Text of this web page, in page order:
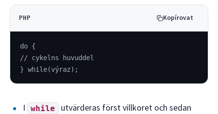
PHP Kopírovat
do {
// cykelns huvuddel
} while(výraz);
I while
utvärderas först villkoret och sedan